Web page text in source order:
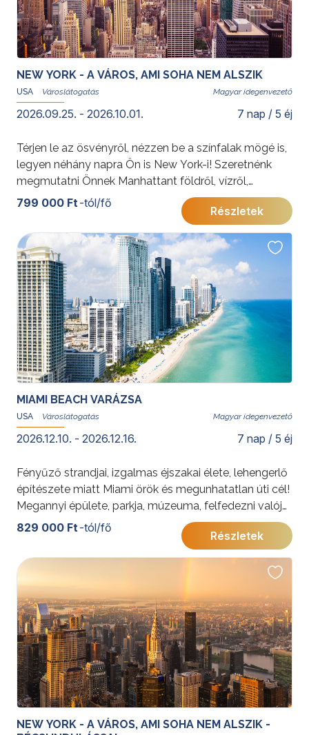
NEW YORK - A VÁROS, AMI SOHA NEM ALSZIK
USA Magyar idegenvezető
2026.09.25. - 2026.10.01. 7 nap / 5 éj
Térjen le az ösvényről, nézzen be a színfalak mögé is,
legyen néhány napra Ön is New York-i! Szeretnénk
megmutatni Önnek Manhattant földről, vízről,
levegőből! Múzeum, piac és sportesemény,
felhőkarcolók és metró – megannyi képeslap, melyen
saját fényképei köszönnek vissza. Tartson velünk az
izgalmas programon, mely betekintést nyújt a világ
talán legismertebb városának életébe!
További érdekességekért az Amerikai Egyesült
Államokról kattintson ide.
Az elhelyezés Superior/Premium kategóriájú
szállodában történik, Manhattan szívében. A májusi
8.-i és október 9-i időpontban a program magasabb,
Deluxe kategóriájú szállodával foglalható!
799 000 Ft -tól/fő
Részletek
MIAMI BEACH VARÁZSA
USA Magyar idegenvezető
2026.12.10. - 2026.12.16. 7 nap / 5 éj
Fényűző strandjai, izgalmas éjszakai élete, lehengerlő
építészete miatt Miami örök és megunhatatlan úti cél!
Megannyi épülete, parkja, múzeuma, felfedezni valója
mellett egy percre sem lehet unatkozni. Csoportos
városlátogatásunk Miami varázsát igyekszik
megfejteni és a remekbe szabott art deco kulisszák
mögé bepillantani.
További érdekességekért az Amerikai Egyesült
Államokról kattintson ide.
829 000 Ft -tól/fő
Részletek
NEW YORK - A VÁROS, AMI SOHA NEM ALSZIK -